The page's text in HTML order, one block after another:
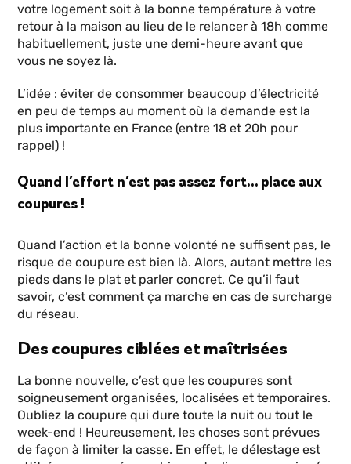
votre logement soit à la bonne température à votre
retour à la maison au lieu de le relancer à 18h comme
habituellement, juste une demi-heure avant que
vous ne soyez là.
L’idée : éviter de consommer beaucoup d’électricité
en peu de temps au moment où la demande est la
plus importante en France (entre 18 et 20h pour
rappel) !
Quand l’effort n’est pas assez fort… place aux
coupures !
Quand l’action et la bonne volonté ne suffisent pas, le
risque de coupure est bien là. Alors, autant mettre les
pieds dans le plat et parler concret. Ce qu’il faut
savoir, c’est comment ça marche en cas de surcharge
du réseau.
Des coupures ciblées et maîtrisées
La bonne nouvelle, c’est que les coupures sont
soigneusement organisées, localisées et temporaires.
Oubliez la coupure qui dure toute la nuit ou tout le
week-end ! Heureusement, les choses sont prévues
de façon à limiter la casse. En effet, le délestage est